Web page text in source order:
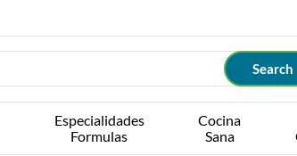
Especialidades
Formulas
Cocina
Sana